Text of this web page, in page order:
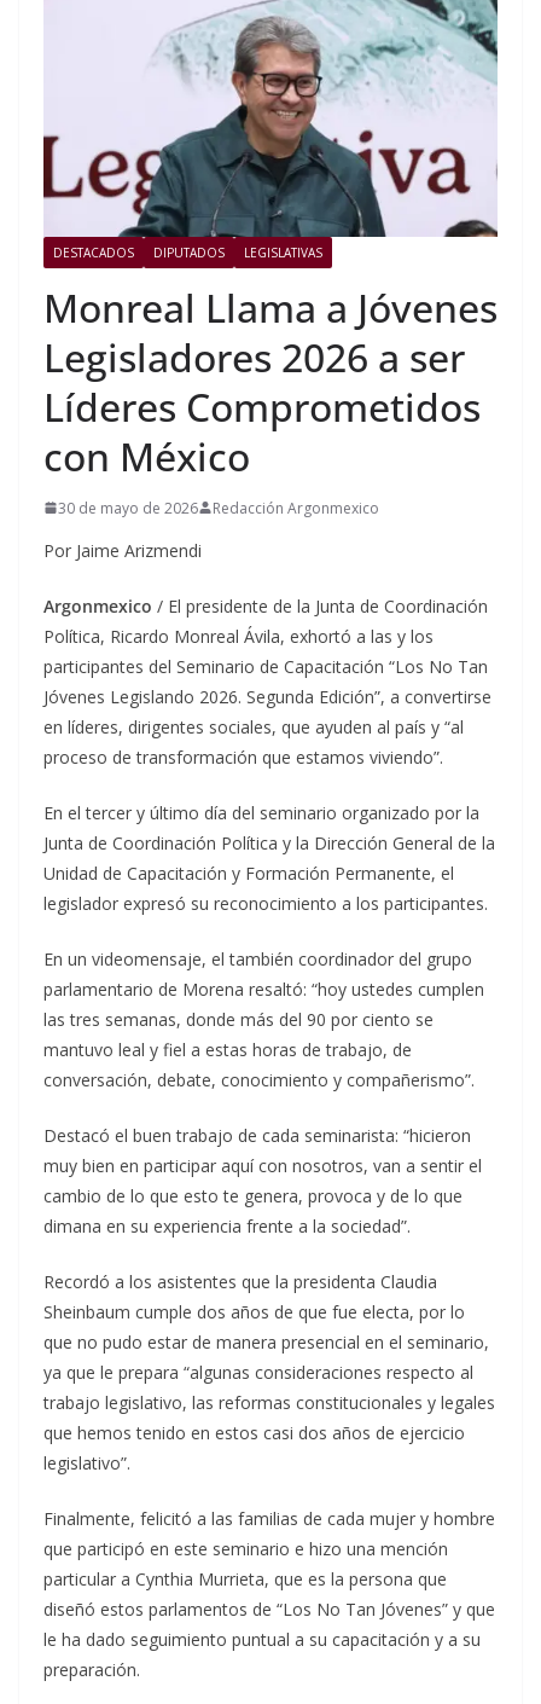
DESTACADOS DIPUTADOS LEGISLATIVAS
Monreal Llama a Jóvenes
Legisladores 2026 a ser
Líderes Comprometidos
con México
30 de mayo de 2026 Redacción Argonmexico
Por Jaime Arizmendi
Argonmexico / El presidente de la Junta de Coordinación
Política, Ricardo Monreal Ávila, exhortó a las y los
participantes del Seminario de Capacitación “Los No Tan
Jóvenes Legislando 2026. Segunda Edición”, a convertirse
en líderes, dirigentes sociales, que ayuden al país y “al
proceso de transformación que estamos viviendo”.
En el tercer y último día del seminario organizado por la
Junta de Coordinación Política y la Dirección General de la
Unidad de Capacitación y Formación Permanente, el
legislador expresó su reconocimiento a los participantes.
En un videomensaje, el también coordinador del grupo
parlamentario de Morena resaltó: “hoy ustedes cumplen
las tres semanas, donde más del 90 por ciento se
mantuvo leal y fiel a estas horas de trabajo, de
conversación, debate, conocimiento y compañerismo”.
Destacó el buen trabajo de cada seminarista: “hicieron
muy bien en participar aquí con nosotros, van a sentir el
cambio de lo que esto te genera, provoca y de lo que
dimana en su experiencia frente a la sociedad”.
Recordó a los asistentes que la presidenta Claudia
Sheinbaum cumple dos años de que fue electa, por lo
que no pudo estar de manera presencial en el seminario,
ya que le prepara “algunas consideraciones respecto al
trabajo legislativo, las reformas constitucionales y legales
que hemos tenido en estos casi dos años de ejercicio
legislativo”.
Finalmente, felicitó a las familias de cada mujer y hombre
que participó en este seminario e hizo una mención
particular a Cynthia Murrieta, que es la persona que
diseñó estos parlamentos de “Los No Tan Jóvenes” y que
le ha dado seguimiento puntual a su capacitación y a su
preparación.